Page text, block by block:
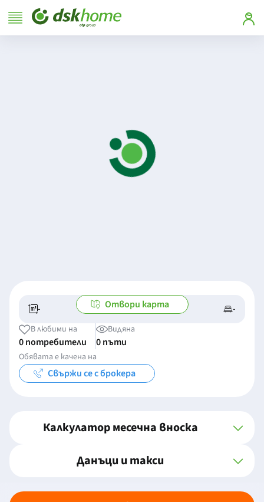
- -/- -
Отвори карта
В любими на
0 потребители
Видяна
0 пъти
Обявата е качена на
Свържи се с брокера
Калкулатор месечна вноска
Данъци и такси